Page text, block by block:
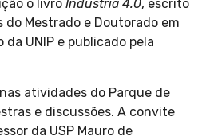
o livro Indústria 4.0, escrito
do Mestrado e Doutorado em
UNIP e publicado pela
atividades do Parque de
e discussões. A convite
da USP Mauro de